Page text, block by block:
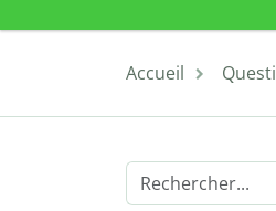
Accueil